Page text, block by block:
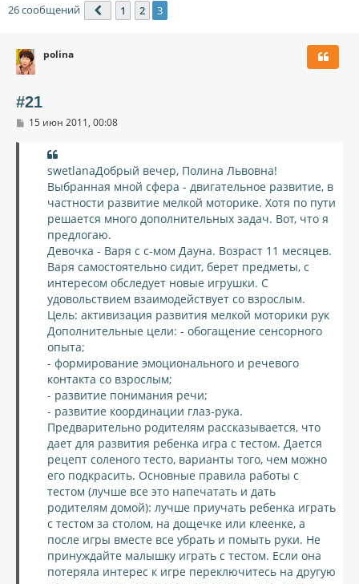
26 сообщений Пред.
1 2 3
polina
#21
С15 июн 2011, 00:08
swetlanaДобрый вечер, Полина Львовна!
Выбранная мной сфера - двигательное развитие, в
частности развитие мелкой моторике. Хотя по пути
решается много дополнительных задач. Вот, что я
предлогаю.
Девочка - Варя с с-мом Дауна. Возраст 11 месяцев.
Варя самостоятельно сидит, берет предметы, с
интересом обследует новые игрушки. С
удовольствием взаимодействует со взрослым.
Цель: активизация развития мелкой моторики рук
Дополнительные цели: - обогащение сенсорного
опыта;
- формирование эмоционального и речевого
контакта со взрослым;
- развитие понимания речи;
- развитие координации глаз-рука.
Предварительно родителям рассказывается, что
дает для развития ребенка игра с тестом. Дается
рецепт соленого тесто, варианты того, чем можно
его подкрасить. Основные правила работы с
тестом (лучше все это напечатать и дать
родителям домой): лучше приучать ребенка играть
с тестом за столом, на дощечке или клеенке, а
после игры вместе все убрать и помыть руки. Не
принуждайте малышку играть с тестом. Если она
потеряла интерес к игре переключитесь на другую